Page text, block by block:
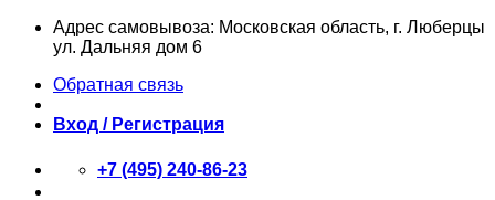
Skip
Адрес самовывоза: Московская область, г. Люберцы
ул. Дальняя дом 6
Обратная связь
Вход / Регистрация
+7 (495) 240-86-23